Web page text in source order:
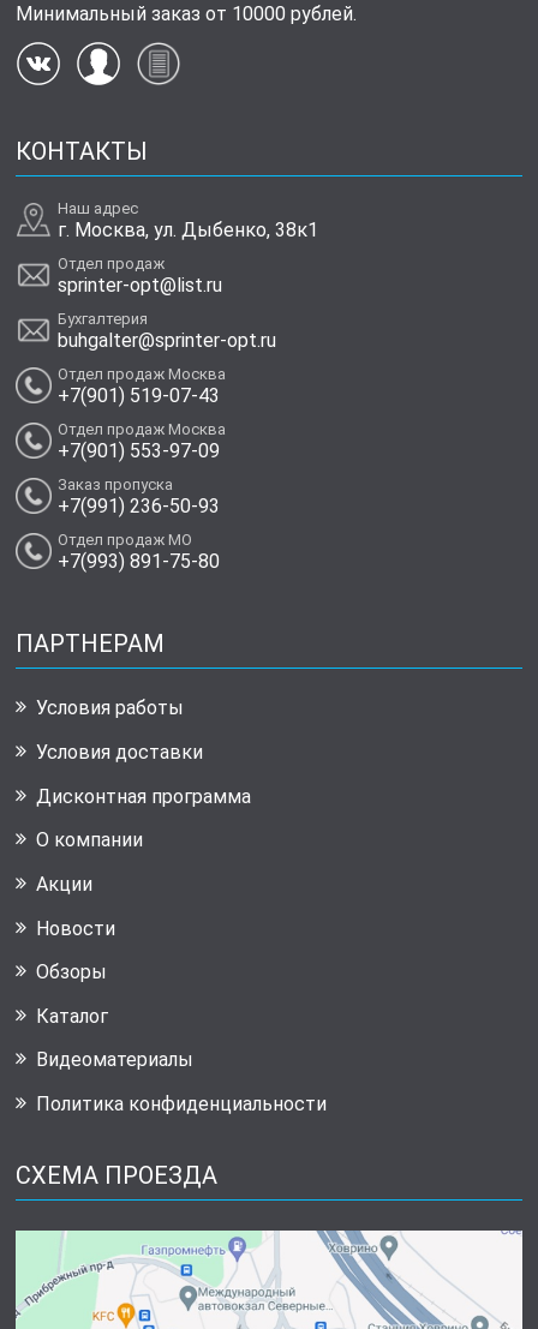
Минимальный заказ от 10000 рублей.
КОНТАКТЫ
Наш адрес
г. Москва, ул. Дыбенко, 38к1
Отдел продаж
sprinter-opt@list.ru
Бухгалтерия
buhgalter@sprinter-opt.ru
Отдел продаж Москва
+7(901) 519-07-43
Отдел продаж Москва
+7(901) 553-97-09
Заказ пропуска
+7(991) 236-50-93
Отдел продаж МО
+7(993) 891-75-80
ПАРТНЕРАМ
Условия работы
Условия доставки
Дисконтная программа
О компании
Акции
Новости
Обзоры
Каталог
Видеоматериалы
Политика конфиденциальности
СХЕМА ПРОЕЗДА